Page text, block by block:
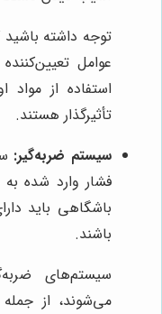
توجه داشته
عوامل
استفاده از
تأثیرگذار هستند.
سیستم ضربه‌گیر:
فشار وارد شده
باشگاهی باید
باشند.
سیستم‌های
می‌شوند، از